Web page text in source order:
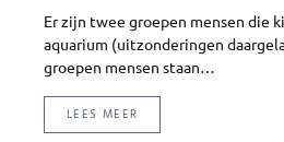
Er zijn twee groepen mensen die
aquarium (uitzonderingen
groepen mensen staan…
LEES MEER